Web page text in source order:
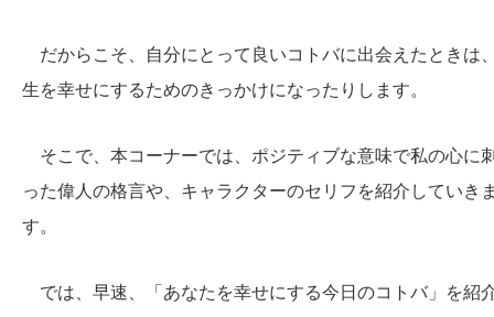
だからこそ、自分にとって良いコトバに出会えたときは
生を幸せにするためのきっかけになったりします。
そこで、本コーナーでは、ポジティブな意味で私の心に
った偉人の格言や、キャラクターのセリフを紹介していき
す。
では、早速、「あなたを幸せにする今日のコトバ」を紹